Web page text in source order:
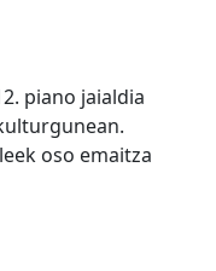
piano jaialdia
oso emaitza